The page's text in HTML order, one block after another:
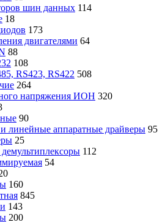
шин данных 114
18
173
двигателями 64
88
108
RS423, RS422 508
264
напряжения ИОН 320
90
линейные аппаратные драйверы 95
25
112
54
160
845
143
200